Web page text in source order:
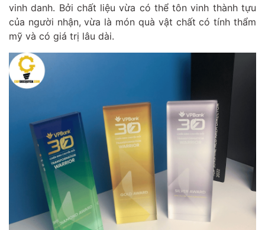
vinh danh. Bởi chất liệu vừa có thể tôn vinh thành tựu
của người nhận, vừa là món quà vật chất có tính thẩm
mỹ và có giá trị lâu dài.